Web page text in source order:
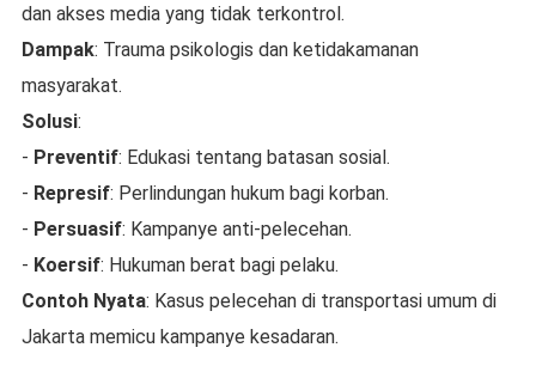
dan akses media yang tidak terkontrol.
Dampak: Trauma psikologis dan ketidakamanan
masyarakat.
Solusi:
- Preventif: Edukasi tentang batasan sosial.
- Represif: Perlindungan hukum bagi korban.
- Persuasif: Kampanye anti-pelecehan.
- Koersif: Hukuman berat bagi pelaku.
Contoh Nyata: Kasus pelecehan di transportasi umum di
Jakarta memicu kampanye kesadaran.